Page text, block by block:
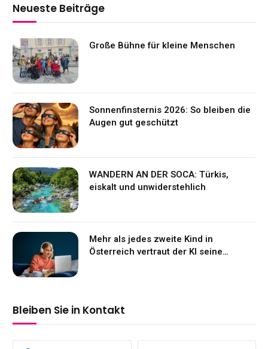
Neueste Beiträge
Große Bühne für kleine Menschen
Sonnenfinsternis 2026: So bleiben die
Augen gut geschützt
WANDERN AN DER SOCA: Türkis,
eiskalt und unwiderstehlich
Mehr als jedes zweite Kind in
Österreich vertraut der KI seine
Bleiben Sie in Kontakt